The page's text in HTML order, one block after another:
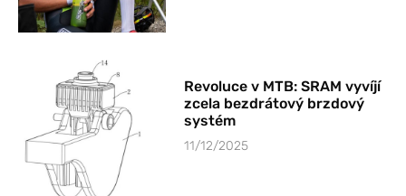
Revoluce v MTB: SRAM vyvíjí
zcela bezdrátový brzdový
systém
11/12/2025